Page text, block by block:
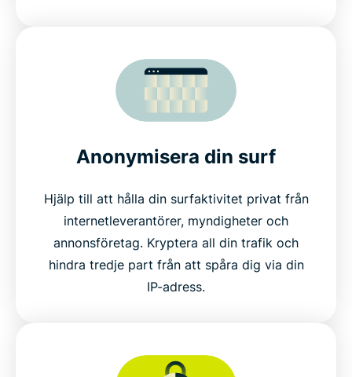
Anonymisera din surf
Hjälp till att hålla din surfaktivitet privat från
internetleverantörer, myndigheter och
annonsföretag. Kryptera all din trafik och
hindra tredje part från att spåra dig via din
IP-adress.